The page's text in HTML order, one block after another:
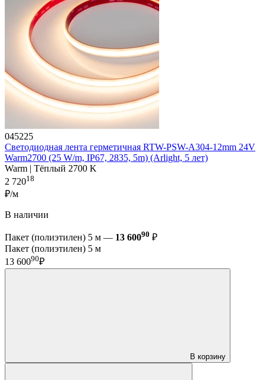
045225
Светодиодная лента герметичная RTW-PSW-A304-12mm 24V
Warm2700 (25 W/m, IP67, 2835, 5m) (Arlight, 5 лет)
Warm | Тёплый 2700 K
2 72018
₽/м
В наличии
Пакет (полиэтилен) 5 м — 13 60090 ₽
Пакет (полиэтилен) 5 м
13 60090₽
В корзину